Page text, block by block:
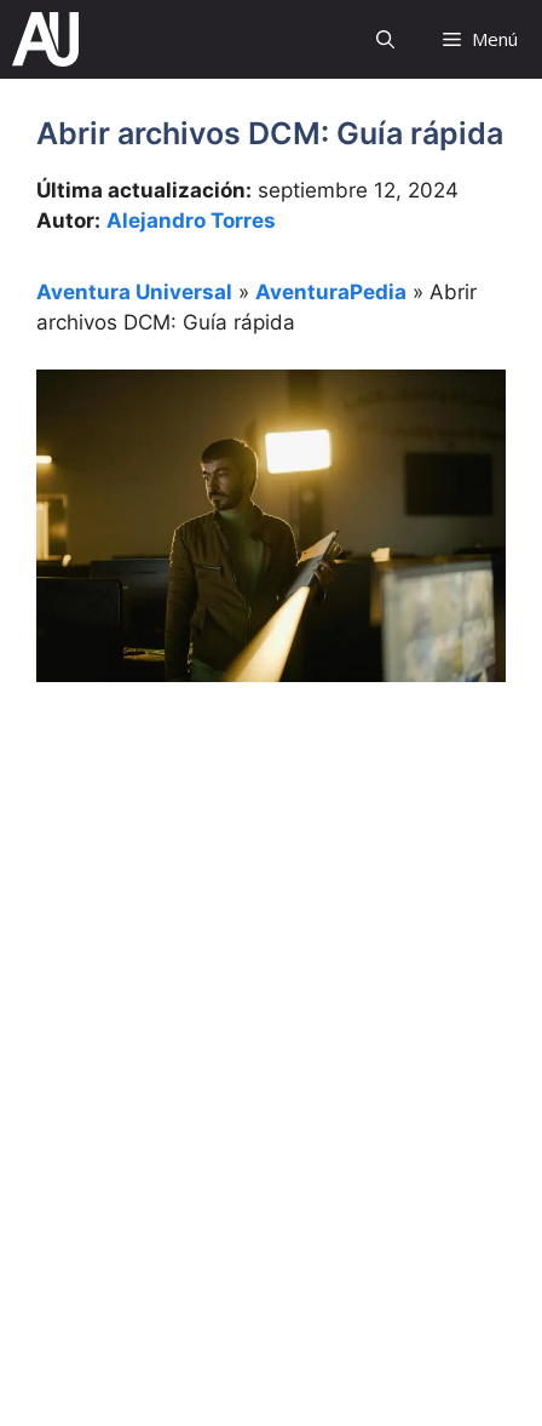
Saltar
contenido
Menú
Abrir archivos DCM: Guía rápida
Última actualización: septiembre 12, 2024
Autor: Alejandro Torres
Aventura Universal » AventuraPedia » Abrir
archivos DCM: Guía rápida